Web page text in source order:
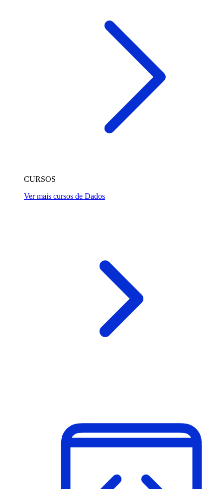
CURSOS
Ver mais cursos de Dados